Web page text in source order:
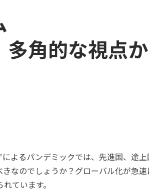
角的な視点か
よるパンデミックでは、先進国、途上
なのでしょうか？グローバル化が急
ています。